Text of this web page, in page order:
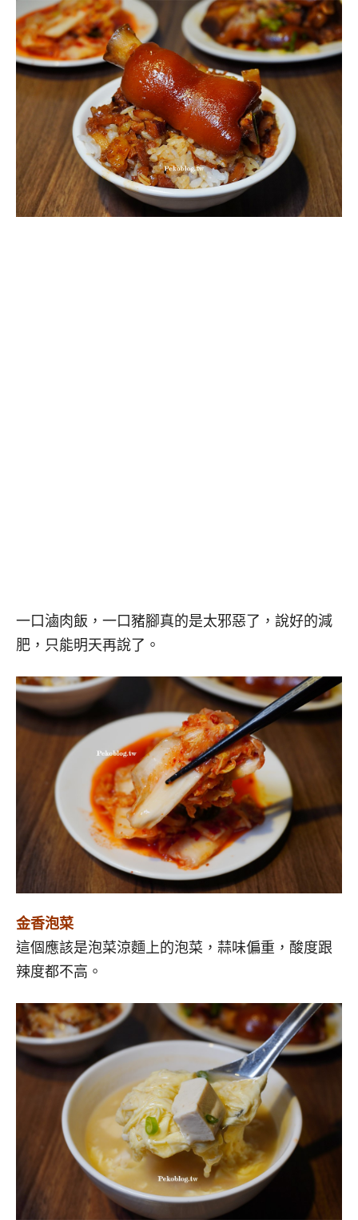
一口滷肉飯，一口豬腳真的是太邪惡了，說好的減
肥，只能明天再說了。
金香泡菜
這個應該是泡菜涼麵上的泡菜，蒜味偏重，酸度跟
辣度都不高。